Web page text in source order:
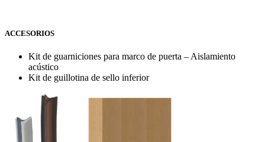
ACCESORIOS
Kit de guarniciones para marco de puerta – Aislamiento
acústico
Kit de guillotina de sello inferior